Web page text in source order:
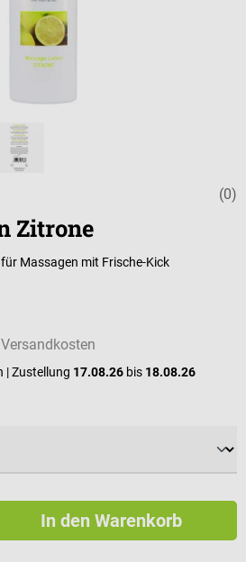
(0)
Zitrone
Massagen mit Frische-Kick
| Zustellung 17.08.26 bis 18.08.26
In den Warenkorb